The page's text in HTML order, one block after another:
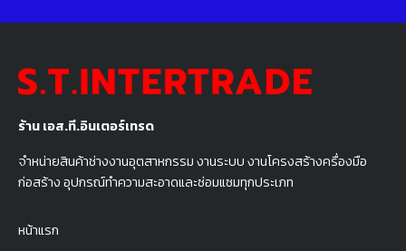
ร้าน เอส.ที.อินเตอร์เทรด
จำหน่ายสินค้าช่างงานอุตสาหกรรม งานระบบ งานโครงสร้างครื่องมือ
ก่อสร้าง อุปกรณ์ทำความสะอาดและซ่อมแซมทุกประเภท
หน้าแรก